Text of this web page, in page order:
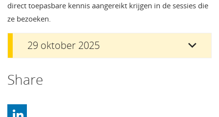
direct toepasbare kennis aangereikt krijgen in de sessies die
ze bezoeken.
29 oktober 2025
Share